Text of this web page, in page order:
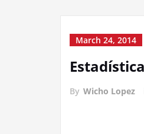
March 24, 2014
By Wicho Lopez